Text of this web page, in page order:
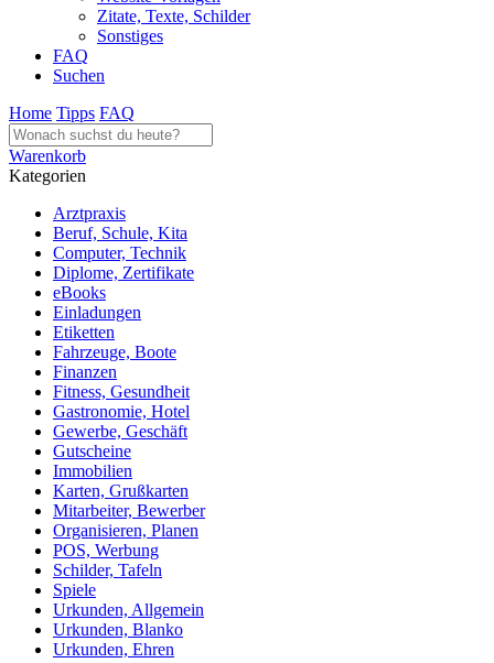
Zitate, Texte, Schilder
Sonstiges
FAQ
Suchen
Home Tipps FAQ
Warenkorb
Kategorien
Arztpraxis
Beruf, Schule, Kita
Computer, Technik
Diplome, Zertifikate
eBooks
Einladungen
Etiketten
Fahrzeuge, Boote
Finanzen
Fitness, Gesundheit
Gastronomie, Hotel
Gewerbe, Geschäft
Gutscheine
Immobilien
Karten, Grußkarten
Mitarbeiter, Bewerber
Organisieren, Planen
POS, Werbung
Schilder, Tafeln
Spiele
Urkunden, Allgemein
Urkunden, Blanko
Urkunden, Ehren